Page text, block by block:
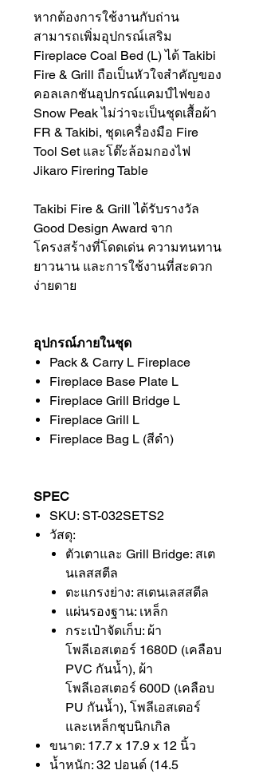
หากต้องการใช้งานกับถ่าน
สามารถเพิ่มอุปกรณ์เสริม
Fireplace Coal Bed (L) ได้ Takibi
Fire & Grill ถือเป็นหัวใจสำคัญของ
คอลเลกชันอุปกรณ์แคมป์ไฟของ
Snow Peak ไม่ว่าจะเป็นชุดเสื้อผ้า
FR & Takibi, ชุดเครื่องมือ Fire
Tool Set และโต๊ะล้อมกองไฟ
Jikaro Firering Table
Takibi Fire & Grill ได้รับรางวัล
Good Design Award จาก
โครงสร้างที่โดดเด่น ความทนทาน
ยาวนาน และการใช้งานที่สะดวก
ง่ายดาย
อุปกรณ์ภายในชุด
Pack & Carry L Fireplace
Fireplace Base Plate L
Fireplace Grill Bridge L
Fireplace Grill L
Fireplace Bag L (สีดำ)
SPEC
SKU: ST-032SETS2
วัสดุ:
ตัวเตาและ Grill Bridge: สเต
นเลสสตีล
ตะแกรงย่าง: สเตนเลสสตีล
แผ่นรองฐาน: เหล็ก
กระเป๋าจัดเก็บ: ผ้า
โพลีเอสเตอร์ 1680D (เคลือบ
PVC กันน้ำ), ผ้า
โพลีเอสเตอร์ 600D (เคลือบ
PU กันน้ำ), โพลีเอสเตอร์
และเหล็กชุบนิกเกิล
ขนาด: 17.7 x 17.9 x 12 นิ้ว
น้ำหนัก: 32 ปอนด์ (14.5